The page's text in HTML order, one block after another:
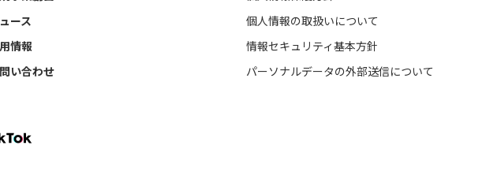
ース
情報
い合わせ
個人情報の取扱いについて
情報セキュリティ基本方針
パーソナルデータの外部送信について